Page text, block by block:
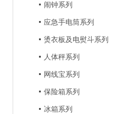
闹钟系列
应急手电筒系列
烫衣板及电熨斗系列
人体秤系列
网线宝系列
保险箱系列
冰箱系列